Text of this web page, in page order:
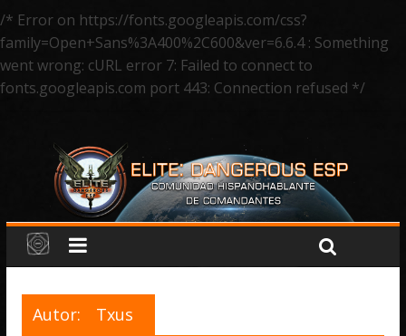
/* Error on https://fonts.googleapis.com/css?
family=Open+Sans%3A400%2C600&ver=6.6.4 : Something
went wrong: cURL error 7: Failed to connect to
fonts.googleapis.com port 443: Connection refused */
Autor: Txus